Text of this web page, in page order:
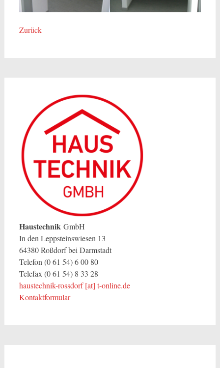
Zurück
Haustechnik GmbH
In den Leppsteinswiesen 13
64380 Roßdorf bei Darmstadt
Telefon (0 61 54) 6 00 80
Telefax (0 61 54) 8 33 28
haustechnik-rossdorf [at] t-online.de
Kontaktformular